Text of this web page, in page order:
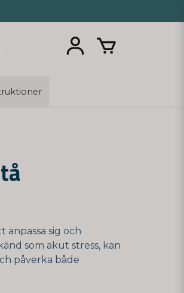
sig och
som akut stress, kan
påverka både